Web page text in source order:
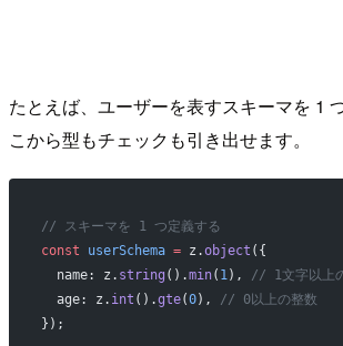
たとえば、ユーザーを表すスキーマを 1
こから型もチェックも引き出せます。
// スキーマを 1 つ定義する
const userSchema = z.object ({
  name: z.
string ().min( 1), // 1文字以上
  age: z.
int ().gte(0), // 0以上の整数
});